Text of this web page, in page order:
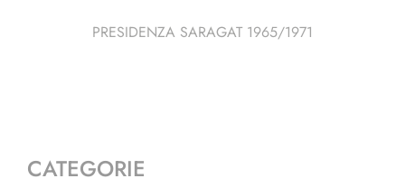
PRESIDENZA SARAGAT 1965/1971
CATEGORIE